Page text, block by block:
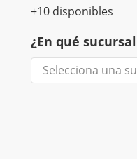
+10 disponibles
¿En qué